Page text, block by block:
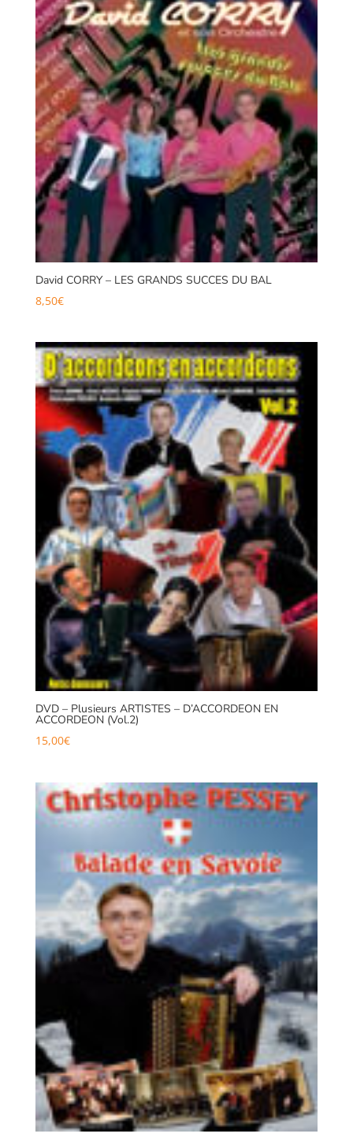
David CORRY – LES GRANDS SUCCES DU BAL
8,50€
DVD – Plusieurs ARTISTES – D’ACCORDEON EN
ACCORDEON (Vol.2)
15,00€